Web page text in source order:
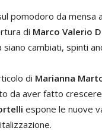
pomodoro da
di Marco Valerio
cambiati, spinti
di Marianna
da aver fatto
espone le nuove